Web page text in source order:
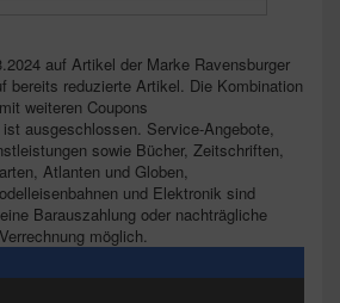
auf Artikel der Marke Ravensburger
bereits reduzierte Artikel. Die Kombination
mit weiteren Coupons
ausgeschlossen. Service-Angebote,
sowie Bücher, Zeitschriften,
Atlanten und Globen,
und Elektronik sind
Barauszahlung oder nachträgliche
Verrechnung möglich.